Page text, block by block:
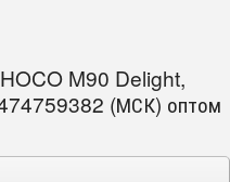
HOCO M90 Delight,
(МСК) оптом